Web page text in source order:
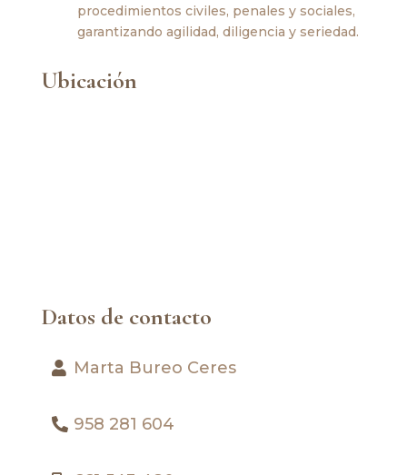
procedimientos civiles, penales y sociales,
garantizando agilidad, diligencia y seriedad.
Ubicación
Datos de contacto
Marta Bureo Ceres
958 281 604